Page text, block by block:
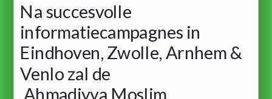
Na succesvolle
informatiecampagnes in
Eindhoven, Zwolle, Arnhem &
Venlo zal de
Ahmadiyya Moslim